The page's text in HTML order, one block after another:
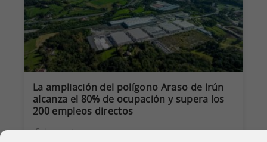
La ampliación del polígono Araso de Irún
alcanza el 80% de ocupación y supera los
200 empleos directos
5 de agosto